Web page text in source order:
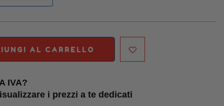
AL CARRELLO
IVA?
i prezzi a te dedicati